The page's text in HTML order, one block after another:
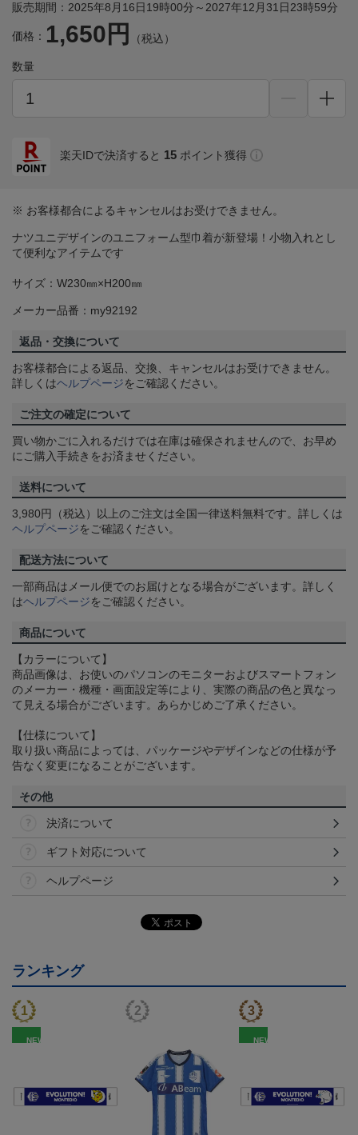
販売期間：2025年8月16日19時00分～2027年12月31日23時59分
価格： 1,650円 （税込）
数量
楽天IDで決済すると 15 ポイント獲得
※ お客様都合によるキャンセルはお受けできません。
ナツユニデザインのユニフォーム型巾着が新登場！小物入れとし
て便利なアイテムです
サイズ：W230㎜×H200㎜
メーカー品番：my92192
返品・交換について
お客様都合による返品、交換、キャンセルはお受けできません。
詳しくはヘルプページをご確認ください。
ご注文の確定について
買い物かごに入れるだけでは在庫は確保されませんので、お早め
にご購入手続きをお済ませください。
送料について
3,980円（税込）以上のご注文は全国一律送料無料です。詳しくは
ヘルプページをご確認ください。
配送方法について
一部商品はメール便でのお届けとなる場合がございます。詳しく
はヘルプページをご確認ください。
商品について
【カラーについて】
商品画像は、お使いのパソコンのモニターおよびスマートフォン
のメーカー・機種・画面設定等により、実際の商品の色と異なっ
て見える場合がございます。あらかじめご了承ください。
【仕様について】
取り扱い商品によっては、パッケージやデザインなどの仕様が予
告なく変更になることがございます。
その他
決済について
ギフト対応について
ヘルプページ
ランキング
NEW NEW